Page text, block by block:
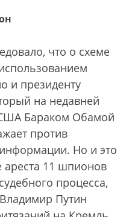
что о схеме
и президенту
на недавней
Бараком Обамой
против
Но и это
ареста 11 шпионов
процесса,
Путин